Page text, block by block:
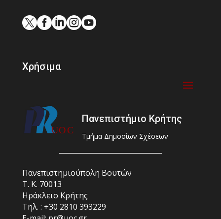

Χρήσιμα
Πανεπιστήμιο Κρήτης
Τμήμα Δημοσίων Σχέσεων
Πανεπιστημιούπολη Βουτών
Τ. Κ. 70013
Ηράκλειο Κρήτης
Τηλ. : +30 2810 393229